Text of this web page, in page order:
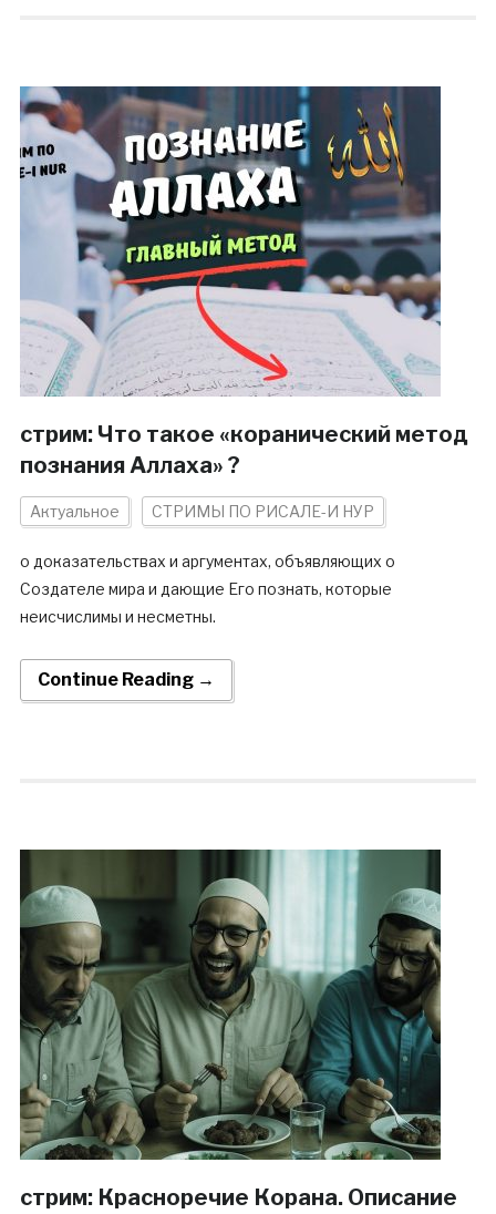
стрим: Что такое «коранический метод
познания Аллаха» ?
Актуальное СТРИМЫ ПО РИСАЛЕ-И НУР
о доказательствах и аргументах, объявляющих о
Создателе мира и дающие Его познать, которые
неисчислимы и несметны.
Continue Reading →
стрим: Красноречие Корана. Описание